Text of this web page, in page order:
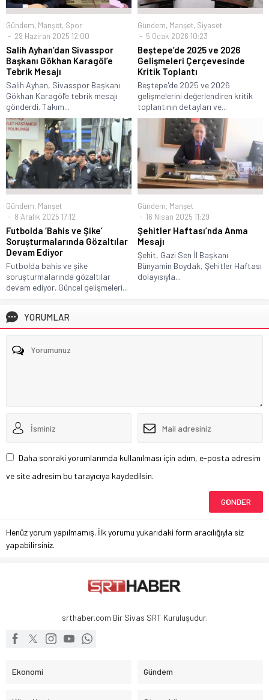
Gündem, Manşet, Spor
29 Haziran 2025 12:00
Salih Ayhan’dan Sivasspor
Başkanı Gökhan Karagöl’e
Tebrik Mesajı
Salih Ayhan, Sivasspor Başkanı
Gökhan Karagöl’e tebrik mesajı
gönderdi. Takım...
Gündem, Manşet, Siyaset
5 Ocak 2026 10:23
Beştepe’de 2025 ve 2026
Gelişmeleri Çerçevesinde
Kritik Toplantı
Beştepe'de 2025 ve 2026
gelişmelerini değerlendiren kritik
toplantının detayları ve...
Gündem, Manşet
8 Aralık 2025 17:12
Futbolda ‘Bahis ve Şike’
Soruşturmalarında Gözaltılar
Devam Ediyor
Futbolda bahis ve şike
soruşturmalarında gözaltılar
devam ediyor. Güncel gelişmeleri...
Gündem, Manşet
16 Nisan 2025 11:29
Şehitler Haftası’nda Anma
Mesajı
Şehit, Gazi Sen İl Başkanı
Bünyamin Boydak, Şehitler Haftası
dolayısıyla...
YORUMLAR
Daha sonraki yorumlarımda kullanılması için adım, e-posta adresim
ve site adresim bu tarayıcıya kaydedilsin.
Henüz yorum yapılmamış. İlk yorumu yukarıdaki form aracılığıyla siz
yapabilirsiniz.
srthaber.com Bir Sivas SRT Kuruluşudur.
Ekonomi Gündem